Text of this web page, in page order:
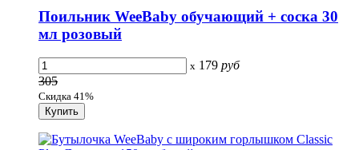
Поильник WeeBaby обучающий + соска 30
мл розовый
x 179 руб
305
Скидка 41%